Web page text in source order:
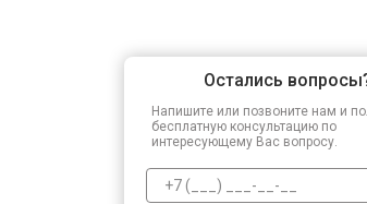
Остались
Напишите или позвоните нам и
бесплатную консультацию по
интересующему Вас вопросу.